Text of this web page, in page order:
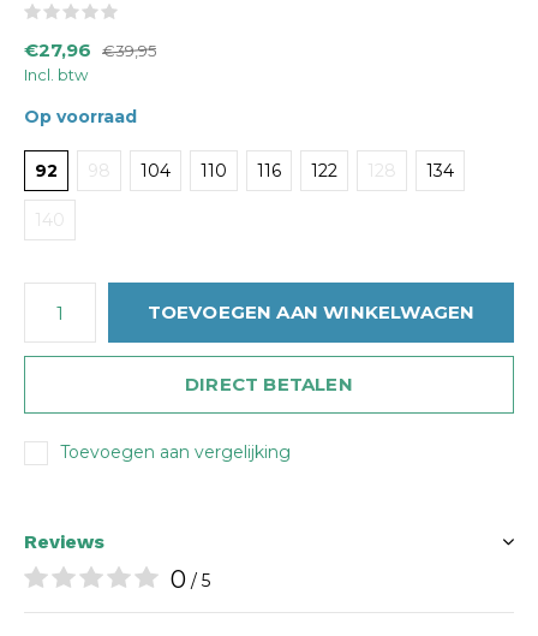
€27,96
€39,95
Incl. btw
Op voorraad
92 98 104 110 116 122 128 134
140
TOEVOEGEN AAN WINKELWAGEN
DIRECT BETALEN
Toevoegen aan vergelijking
Reviews
0 / 5